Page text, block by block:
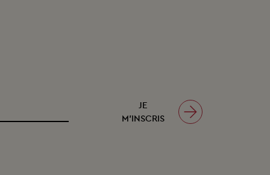
JE
M’INSCRIS